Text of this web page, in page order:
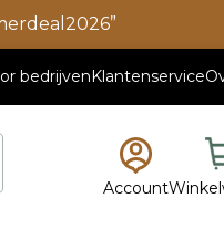
bedrijvenKlantenservice
Account